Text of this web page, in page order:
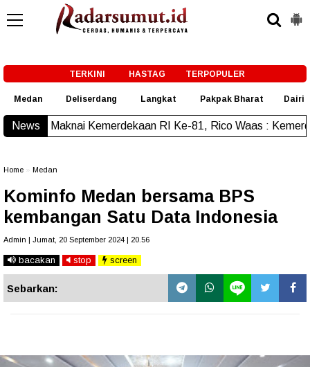
TERKINI HASTAG TERPOPULER
Medan Deliserdang Langkat Pakpak Bharat Dairi
News RI Ke-81, Rico Waas : Kemerdekaan Harus
Home Medan
Kominfo Medan bersama BPS
kembangan Satu Data Indonesia
Admin | Jumat, 20 September 2024 | 20.56
bacakan stop screen
Sebarkan: